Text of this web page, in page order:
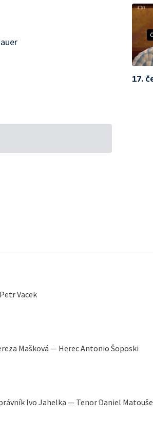
17.
Vacek
Mašková — Herec Antonio Šoposki
Ivo Jahelka — Tenor Daniel